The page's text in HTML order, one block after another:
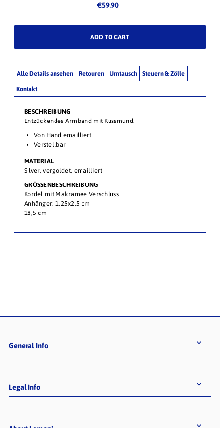
€59.90
Alle Details ansehen Retouren Umtausch Steuern & Zölle
Kontakt
BESCHREIBUNG
Entzückendes Armband mit Kussmund.
Von Hand emailliert
Verstellbar
MATERIAL
Silver, vergoldet, emailliert
GRÖSSENBESCHREIBUNG
Kordel mit Makramee Verschluss
Anhänger: 1,25x2,5 cm
18,5 cm
General Info
Legal Info